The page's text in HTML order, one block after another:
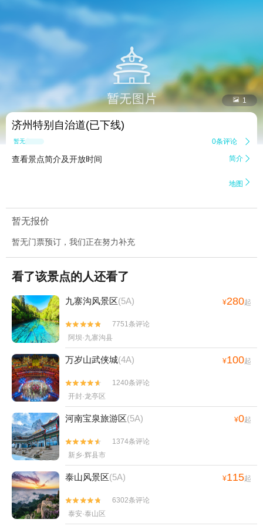
 1
济州特别自治道(已下线)
暂无点评 0条评论 
查看景点简介及开放时间 简介 
地图 
暂无报价
暂无门票预订，我们正在努力补充
看了该景点的人还看了
九寨沟风景区(5A) ¥280起


7751条评论
阿坝·九寨沟县
万岁山武侠城(4A) ¥100起


1240条评论
开封·龙亭区
河南宝泉旅游区(5A) ¥0起


1374条评论
新乡·辉县市
泰山风景区(5A) ¥115起


6302条评论
泰安·泰山区